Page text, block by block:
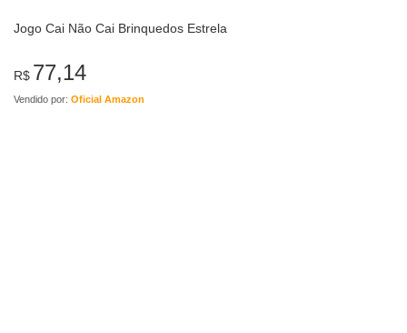
Jogo Cai Não Cai Brinquedos Estrela
R$ 77,14
Vendido por: Oficial Amazon